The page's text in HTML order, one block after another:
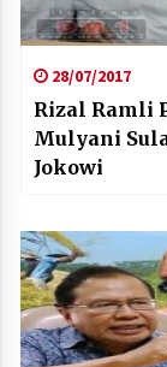
28/07/2017
Rizal Ramli
Mulyani
Jokowi